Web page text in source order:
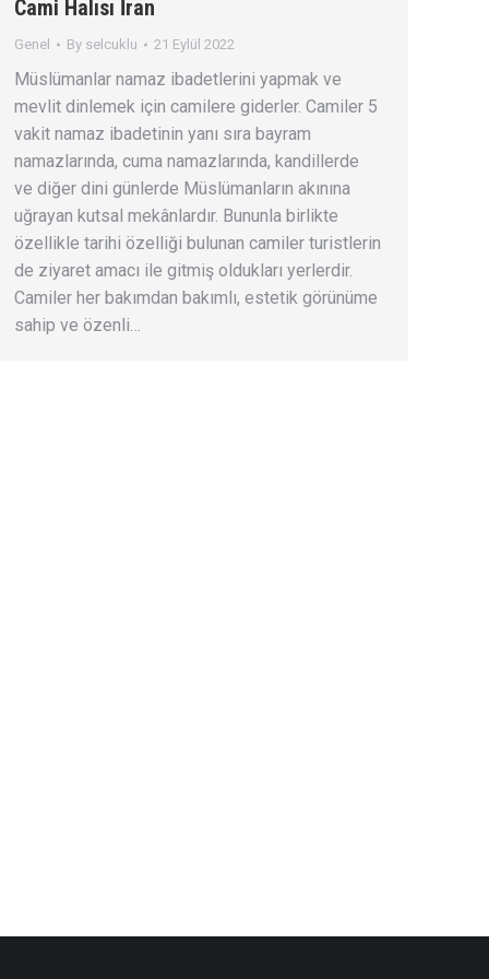
Cami Halısı İran
Genel By selcuklu 21 Eylül 2022
Müslümanlar namaz ibadetlerini yapmak ve
mevlit dinlemek için camilere giderler. Camiler 5
vakit namaz ibadetinin yanı sıra bayram
namazlarında, cuma namazlarında, kandillerde
ve diğer dini günlerde Müslümanların akınına
uğrayan kutsal mekânlardır. Bununla birlikte
özellikle tarihi özelliği bulunan camiler turistlerin
de ziyaret amacı ile gitmiş oldukları yerlerdir.
Camiler her bakımdan bakımlı, estetik görünüme
sahip ve özenli…